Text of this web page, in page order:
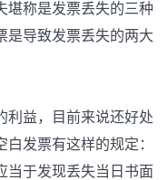
堪称是发票丢失的三种
是导致发票丢失的两大
益，目前来说还好处
发票有这样的规定：
当于发现丢失当日书面